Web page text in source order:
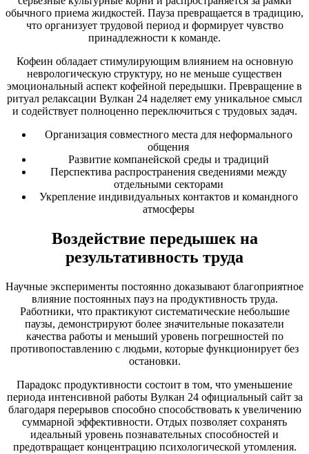
обычного приема жидкостей. Пауза превращается в традицию,
что организует трудовой период и формирует чувство
принадлежности к команде.
Кофеин обладает стимулирующим влиянием на основную
неврологическую структуру, но не меньше существен
эмоциональный аспект кофейной передышки. Превращение в
ритуал релаксации Вулкан 24 наделяет ему уникальное смысл
и содействует полноценно переключиться с трудовых задач.
Организация совместного места для неформального
общения
Развитие компанейской среды и традиций
Перспектива распространения сведениями между
отдельными секторами
Укрепление индивидуальных контактов и командного
атмосферы
Воздействие передышек на
результативность труда
Научные эксперименты постоянно доказывают благоприятное
влияние постоянных пауз на продуктивность труда.
Работники, что практикуют систематические небольшие
паузы, демонстрируют более значительные показатели
качества работы и меньший уровень погрешностей по
противопоставлению с людьми, которые функционирует без
остановки.
Парадокс продуктивности состоит в том, что уменьшение
периода интенсивной работы Вулкан 24 официальный сайт за
благодаря перерывов способно способствовать к увеличению
суммарной эффективности. Отдых позволяет сохранять
идеальный уровень познавательных способностей и
предотвращает концентрацию психологической утомления.